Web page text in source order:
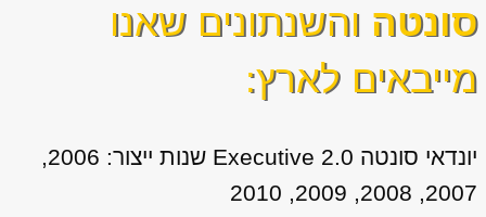
סונטה והשנתונים שאנו
מייבאים לארץ:
יונדאי סונטה 2.0 Executive שנות ייצור: 2006,
2007, 2008, 2009, 2010